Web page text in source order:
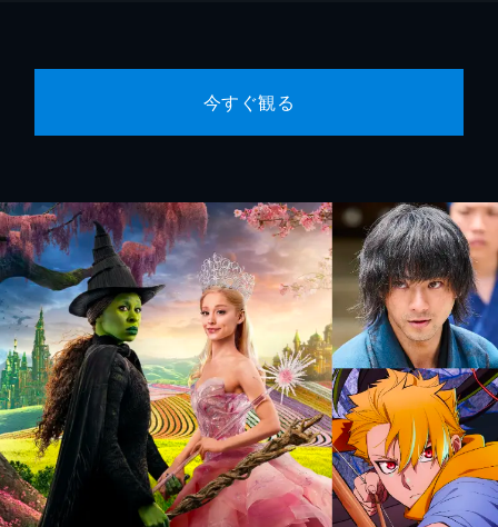
今すぐ観る